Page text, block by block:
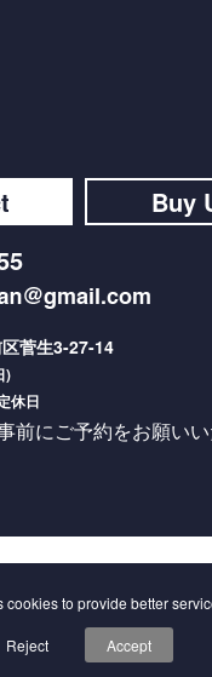
Buy
菅生3-27-14
)
休日
前にご予約をお願い
Arrows Co.,Ltd. All Rights
cookies to provide better
Reject Accept